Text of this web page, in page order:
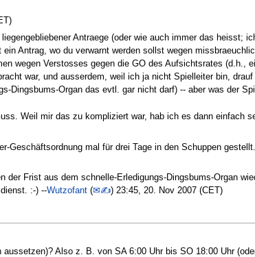
Antraege (oder wie auch immer das heisst;
Antrag, wo du verwarnt werden sollst wegen
wegen Verstosses gegen die GO des Aufsichtsrates (d.h.,
war, und ausserdem, weil ich ja nicht Spielleiter bin,
Dingsbums-Organ das evtl. gar nicht darf) -- aber was der
Weil mir das zu kompliziert war, hab ich es dann einfach
Geschäftsordnung mal für drei Tage in den Schuppen
Frist aus dem schnelle-Erledigungs-Dingsbums-Organ
:-) --Wutzofant (✉✍) 23:45, 20. Nov 2007 (CET)
Also z. B. von SA 6:00 Uhr bis SO 18:00 Uhr